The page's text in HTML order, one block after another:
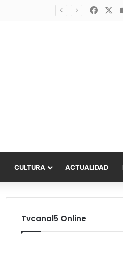
CULTURA ACTUALIDAD
Tvcanal5 Online